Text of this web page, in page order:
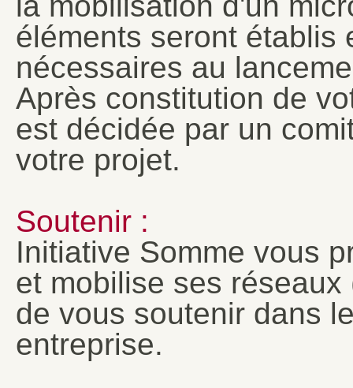
éléments seront établis
nécessaires au
Après constitution de
est décidée par un
votre projet.
Soutenir :
Initiative Somme vous
et mobilise ses
de vous soutenir dans
entreprise.